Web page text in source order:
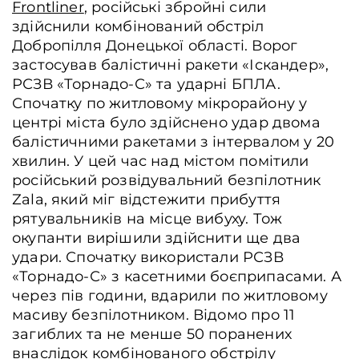
Frontliner, російські збройні сили
здійснили комбінований обстріл
Добропілля Донецької області. Ворог
застосував балістичні ракети «Іскандер»,
РСЗВ «Торнадо-С» та ударні БПЛА.
Спочатку по житловому мікрорайону у
центрі міста було здійснено удар двома
балістичними ракетами з інтервалом у 20
хвилин. У цей час над містом помітили
російський розвідувальний безпілотник
Zala, який міг відстежити прибуття
рятувальників на місце вибуху. Тож
окупанти вирішили здійснити ще два
удари. Спочатку використали РСЗВ
«Торнадо-С» з касетними боєприпасами. А
через пів години, вдарили по житловому
масиву безпілотником. Відомо про 11
загиблих та не менше 50 поранених
внаслідок комбінованого обстрілу